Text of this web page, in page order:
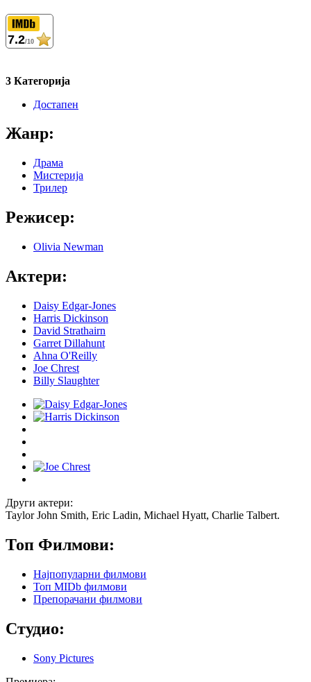
7.2/10
3 Категорија
Достапен
Жанр:
Драма
Мистерија
Трилер
Режисер:
Olivia Newman
Актери:
Daisy Edgar-Jones
Harris Dickinson
David Strathairn
Garret Dillahunt
Ahna O'Reilly
Joe Chrest
Billy Slaughter
Други актери:
Taylor John Smith, Eric Ladin, Michael Hyatt, Charlie Talbert.
Топ Филмови:
Најпопуларни филмови
Топ MIDb филмови
Препорачани филмови
Студио:
Sony Pictures